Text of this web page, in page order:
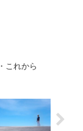
これから